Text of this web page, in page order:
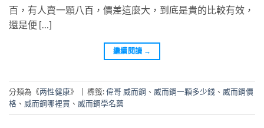
百，有人賣一顆八百，價差這麼大，到底是貴的比較有效，
還是便 […]
繼續閱讀 →
分類為《两性健康》 標籤:偉哥 威而鋼 、 威而鋼一顆多少錢 、 威而鋼價
格 、 威而鋼哪裡買 、 威而鋼學名藥